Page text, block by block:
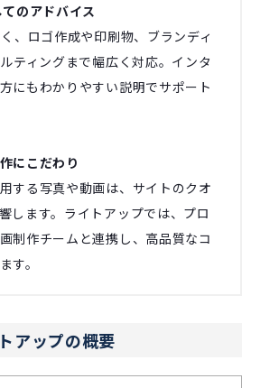
のアドバイス
、ロゴ作成や印刷物、ブランディ
ティングまで幅広く対応。インタ
にもわかりやすい説明でサポート
にこだわり
する写真や動画は、サイトのクオ
します。ライトアップでは、プロ
制作チームと連携し、高品質なコ
す。
アップの概要